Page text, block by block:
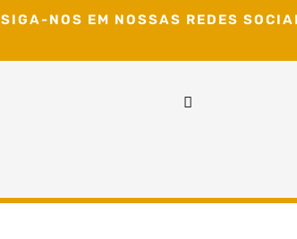
SIGA-NOS EM NOSSAS REDES